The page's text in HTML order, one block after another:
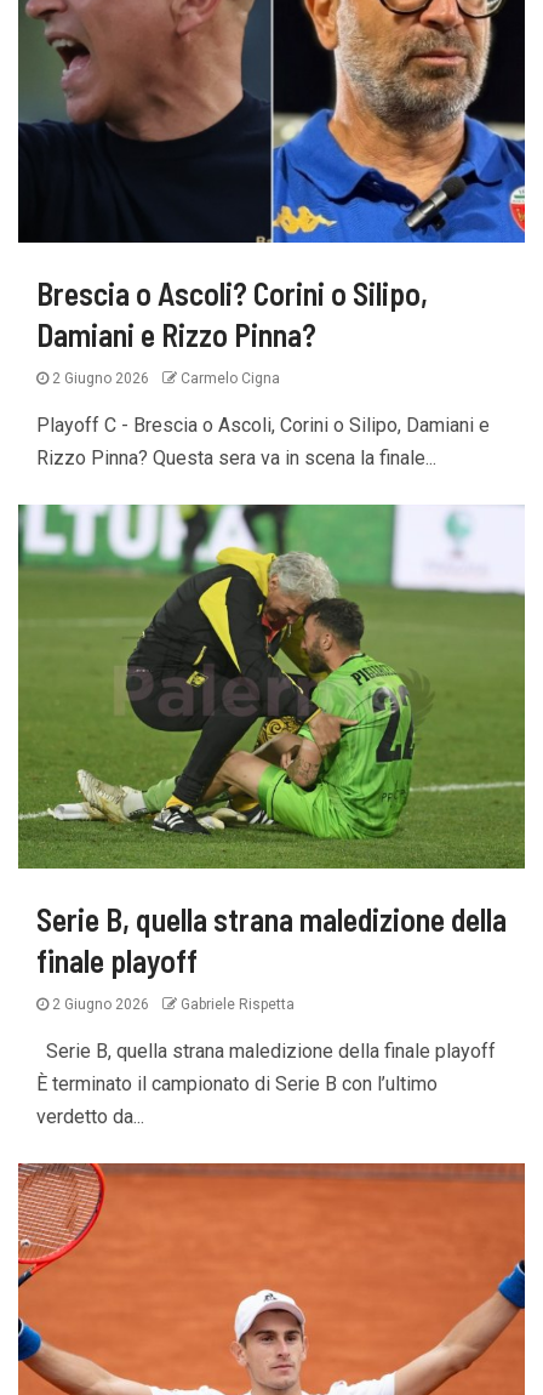
Brescia o Ascoli? Corini o Silipo,
Damiani e Rizzo Pinna?
2 Giugno 2026 Carmelo Cigna
Playoff C - Brescia o Ascoli, Corini o Silipo, Damiani e
Rizzo Pinna? Questa sera va in scena la finale...
Serie B, quella strana maledizione della
finale playoff
2 Giugno 2026 Gabriele Rispetta
Serie B, quella strana maledizione della finale playoff
È terminato il campionato di Serie B con l’ultimo
verdetto da...